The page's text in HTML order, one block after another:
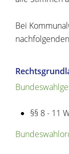
Bei
§§ 8 - 11